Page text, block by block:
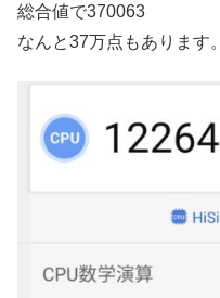
総合値で370063
なんと37万点もあります。